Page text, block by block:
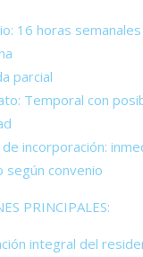
16 horas
parcial
Temporal con
de incorporación:
según convenio
PRINCIPALES:
integral del